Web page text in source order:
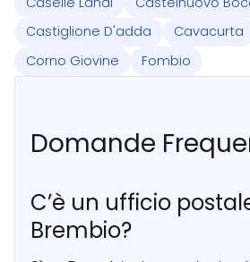
Castiglione D'adda
Cavacurta
Corno Giovine
Fombio
Domande
C’è un ufficio
Brembio?